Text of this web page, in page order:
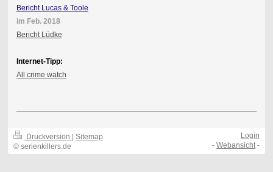
Bericht Lucas & Toole
im Feb. 2018
Bericht Lüdke
Internet-Tipp:
All crime watch
Druckversion | Sitemap
© serienkillers.de
Login
-Webansicht -